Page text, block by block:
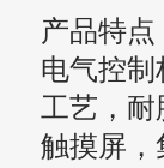
产品特点
电气控
工艺，耐
触摸屏，